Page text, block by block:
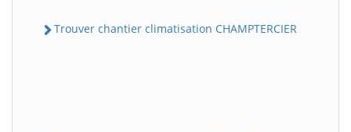
Trouver chantier climatisation CHAMPTERCIER